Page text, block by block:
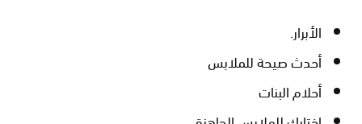
الأبرار.
أحدث صيحة للملابس
أحلام البنات